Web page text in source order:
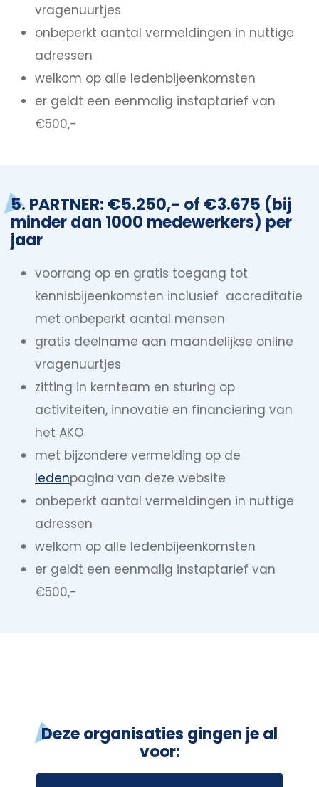
vragenuurtjes
onbeperkt aantal vermeldingen in nuttige
adressen
welkom op alle ledenbijeenkomsten
er geldt een eenmalig instaptarief van
€500,-
5. PARTNER: €5.250,- of €3.675 (bij
minder dan 1000 medewerkers) per
jaar
voorrang op en gratis toegang tot
kennisbijeenkomsten inclusief accreditatie
met onbeperkt aantal mensen
gratis deelname aan maandelijkse online
vragenuurtjes
zitting in kernteam en sturing op
activiteiten, innovatie en financiering van
het AKO
met bijzondere vermelding op de
ledenpagina van deze website
onbeperkt aantal vermeldingen in nuttige
adressen
welkom op alle ledenbijeenkomsten
er geldt een eenmalig instaptarief van
€500,-
Deze organisaties gingen je al
voor: